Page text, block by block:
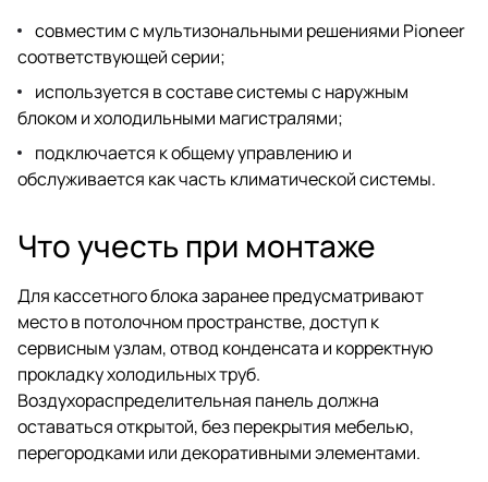
совместим с мультизональными решениями Pioneer
соответствующей серии;
используется в составе системы с наружным
блоком и холодильными магистралями;
подключается к общему управлению и
обслуживается как часть климатической системы.
Что учесть при монтаже
Для кассетного блока заранее предусматривают
место в потолочном пространстве, доступ к
сервисным узлам, отвод конденсата и корректную
прокладку холодильных труб.
Воздухораспределительная панель должна
оставаться открытой, без перекрытия мебелью,
перегородками или декоративными элементами.